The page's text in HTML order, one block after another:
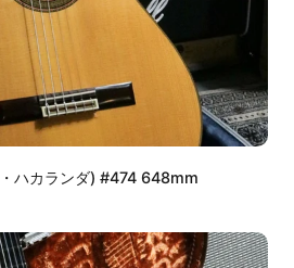
ハカランダ) #474 648mm